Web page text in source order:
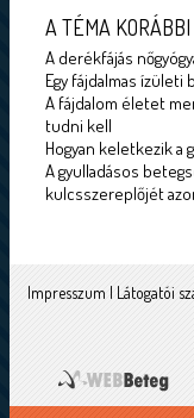
A TÉMA
A derékfájás
Egy fájdalmas ízületi
A fájdalom életet
tudni kell
Hogyan keletkezik a
A gyulladásos
kulcsszereplőjét
Impresszum | Látogatói